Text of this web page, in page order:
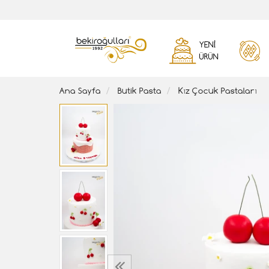
YENI
ÜRÜN
Ana Sayfa Butik Pasta Kız Çocuk Pastaları